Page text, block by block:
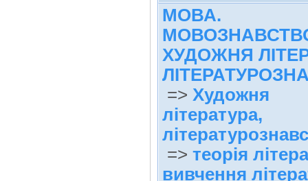
МОВА.
ХУДОЖНЯ
=> Художня
література,
=> теорія
вивчення